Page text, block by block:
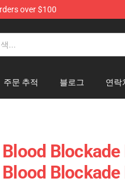
over $100
주문 추적 블로그 연락
Blood
Blood